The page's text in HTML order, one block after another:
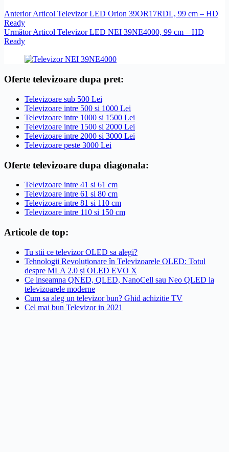
AnteriorArticol Televizor LED Orion 39OR17RDL, 99 cm – HD
Ready
UrmătorArticol Televizor LED NEI 39NE4000, 99 cm – HD
Ready
Oferte televizoare dupa pret:
Televizoare sub 500 Lei
Televizoare intre 500 si 1000 Lei
Televizoare intre 1000 si 1500 Lei
Televizoare intre 1500 si 2000 Lei
Televizoare intre 2000 si 3000 Lei
Televizoare peste 3000 Lei
Oferte televizoare dupa diagonala:
Televizoare intre 41 si 61 cm
Televizoare intre 61 si 80 cm
Televizoare intre 81 si 110 cm
Televizoare intre 110 si 150 cm
Articole de top:
Tu stii ce televizor OLED sa alegi?
Tehnologii Revoluționare în Televizoarele OLED: Totul
despre MLA 2.0 și OLED EVO X
Ce inseamna QNED, QLED, NanoCell sau Neo QLED la
televizoarele moderne
Cum sa aleg un televizor bun? Ghid achizitie TV
Cel mai bun Televizor in 2021